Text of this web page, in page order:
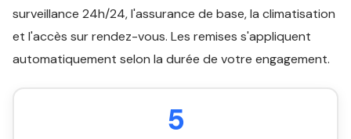
surveillance 24h/24, l'assurance de base, la climatisation
et l'accès sur rendez-vous. Les remises s'appliquent
automatiquement selon la durée de votre engagement.
5